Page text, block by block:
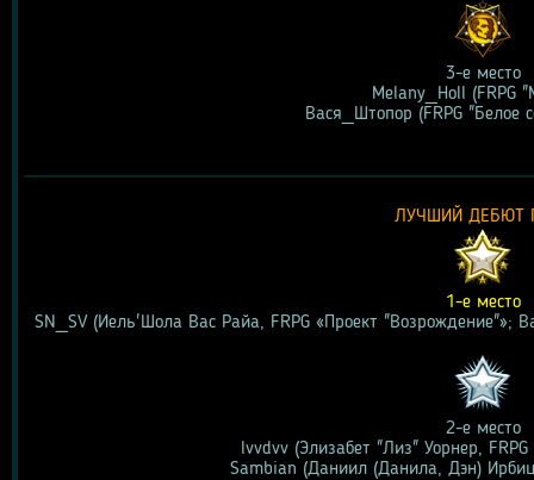
3-е место
Melany_Holl (FRPG
Вася_Штопор (FRPG "Белое
ЛУЧШИЙ ДЕБЮТ
1-е место
SN_SV (Иель'Шола Вас Райа, FRPG «Проект "Возрождение"»;
2-е место
lvvdvv (Элизабет "Лиз" Уорнер,
Sambian (Даниил (Данила, Дэн)